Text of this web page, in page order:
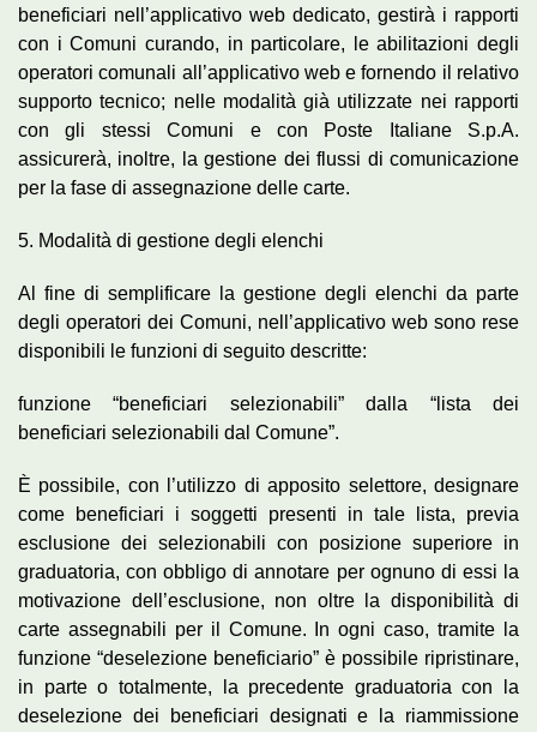
beneficiari nell’applicativo web dedicato, gestirà i rapporti
con i Comuni curando, in particolare, le abilitazioni degli
operatori comunali all’applicativo web e fornendo il relativo
supporto tecnico; nelle modalità già utilizzate nei rapporti
con gli stessi Comuni e con Poste Italiane S.p.A.
assicurerà, inoltre, la gestione dei flussi di comunicazione
per la fase di assegnazione delle carte.
5. Modalità di gestione degli elenchi
Al fine di semplificare la gestione degli elenchi da parte
degli operatori dei Comuni, nell’applicativo web sono rese
disponibili le funzioni di seguito descritte:
funzione “beneficiari selezionabili” dalla “lista dei
beneficiari selezionabili dal Comune”.
È possibile, con l’utilizzo di apposito selettore, designare
come beneficiari i soggetti presenti in tale lista, previa
esclusione dei selezionabili con posizione superiore in
graduatoria, con obbligo di annotare per ognuno di essi la
motivazione dell’esclusione, non oltre la disponibilità di
carte assegnabili per il Comune. In ogni caso, tramite la
funzione “deselezione beneficiario” è possibile ripristinare,
in parte o totalmente, la precedente graduatoria con la
deselezione dei beneficiari designati e la riammissione